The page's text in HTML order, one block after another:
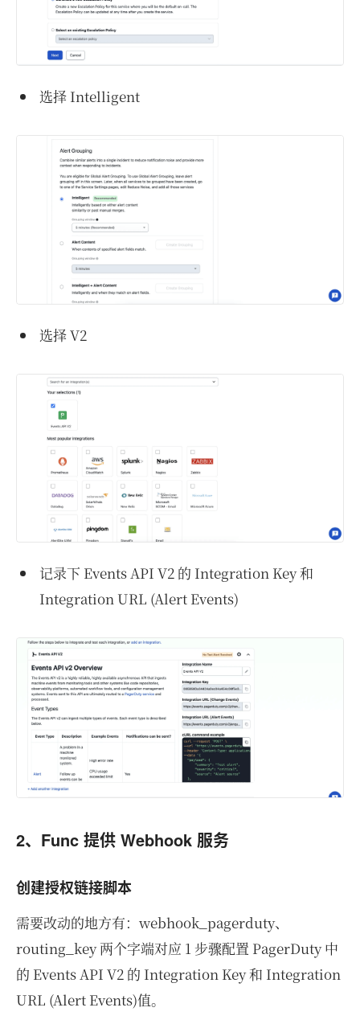
选择 Intelligent
选择 V2
记录下 Events API V2 的 Integration Key 和
Integration URL (Alert Events)
2、Func 提供 Webhook 服务
创建授权链接脚本
需要改动的地方有：webhook_pagerduty、
routing_key 两个字端对应 1 步骤配置 PagerDuty 中
的 Events API V2 的 Integration Key 和 Integration
URL (Alert Events)值。